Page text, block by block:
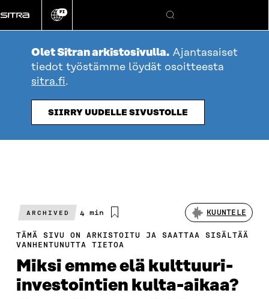
suoraan
sisältöön
Vaihda
kieli
FI
Hae
Olet Sitran arkistosivulla. Ajantasaiset
tiedot työstämme löydät osoitteesta
sitra.fi.
SIIRRY UUDELLE SIVUSTOLLE
ARCHIVED
Arvioitu
4 min KUUNTELE
TÄMÄ SIVU ON ARKISTOITU JA SAATTAA SISÄLTÄÄ
VANHENTUNUTTA TIETOA
Miksi emme elä kulttuuri-
investointien kulta-aikaa?